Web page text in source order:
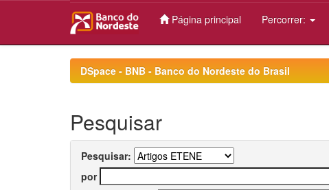
Página principal Percorrer:
DSpace - BNB - Banco do Nordeste do Brasil
Pesquisar
Pesquisar:
por